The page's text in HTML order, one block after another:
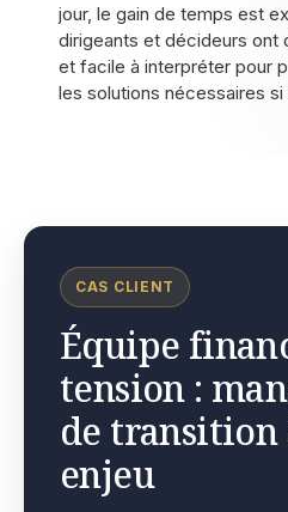
jour, le gain de temps est
dirigeants et décideurs ont
et facile à interpréter pour
les solutions nécessaires si
CAS CLIENT
Équipe
tension :
de
enjeu